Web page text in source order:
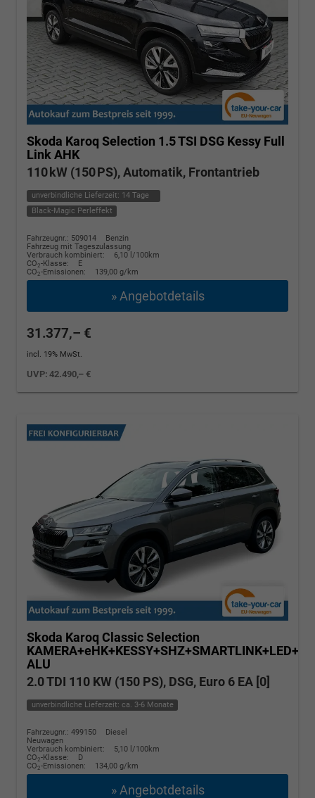
Skoda Karoq Selection 1.5 TSI DSG Kessy Full
Link AHK
110 kW (150 PS), Automatik, Frontantrieb
unverbindliche Lieferzeit: 14 Tage
Black-Magic Perleffekt
Fahrzeugnr.: 509014
Benzin
Fahrzeug mit Tageszulassung
Verbrauch kombiniert:
6,10 l/100km
CO2-Klasse:
E
CO2-Emissionen: 139,00 g/km
» Angebotdetails
31.377,– €
incl. 19% MwSt.
UVP:42.490,– €
Skoda Karoq Classic Selection
ALU
2.0 TDI 110 KW (150 PS), DSG, Euro 6 EA [0]
unverbindliche Lieferzeit: ca. 3-6 Monate
Fahrzeugnr.: 499150
Diesel
Neuwagen
Verbrauch kombiniert:
5,10 l/100km
CO2-Klasse:
D
CO2-Emissionen: 134,00 g/km
» Angebotdetails